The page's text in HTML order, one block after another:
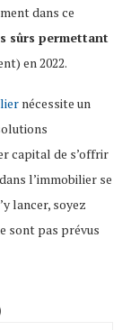
dans ce
sûrs permettant
en 2022.
nécessite un
capital de s’offrir
l’immobilier se
lancer, soyez
sont pas prévus